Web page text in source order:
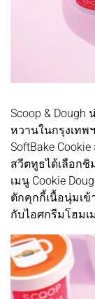
Scoop &
หวานในกรุงเทพ
SoftBake
สวีตทูธได้เลือก
เมนู Cookie
ตักคุกกี้เนื้อนุ่มเ
กับไอศกรีมโฮม